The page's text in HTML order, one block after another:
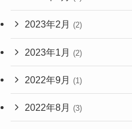
2023年2月 (2)
2023年1月 (2)
2022年9月 (1)
2022年8月 (3)